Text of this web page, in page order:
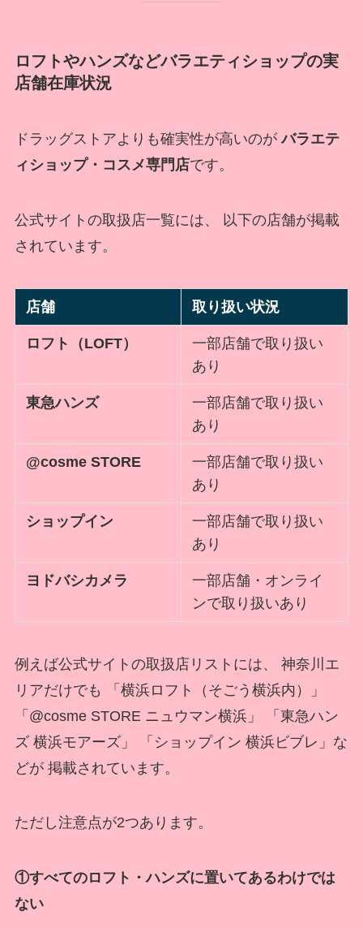
ロフトやハンズなどバラエティショップの実
店舗在庫状況
ドラッグストアよりも確実性が高いのがバラエテ
ィショップ・コスメ専門店です。
公式サイトの取扱店一覧には、 以下の店舗が掲載
されています。
店舗 取り扱い状況
ロフト（LOFT）
一部店舗で取り扱い
あり
東急ハンズ
一部店舗で取り扱い
あり
@cosme STORE
一部店舗で取り扱い
あり
ショップイン
一部店舗で取り扱い
あり
ヨドバシカメラ
一部店舗・オンライ
ンで取り扱いあり
例えば公式サイトの取扱店リストには、 神奈川エ
リアだけでも 「横浜ロフト（そごう横浜内）」
「@cosme STORE ニュウマン横浜」 「東急ハン
ズ 横浜モアーズ」 「ショップイン 横浜ビブレ」な
どが 掲載されています。
ただし注意点が2つあります。
①すべてのロフト・ハンズに置いてあるわけでは
ない